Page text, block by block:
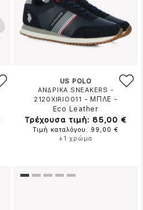
US POLO
ΑΝΔΡΙΚΑ SNEAKERS -
2120XIRIO011 - ΜΠΛΕ -
Eco Leather
Τρέχουσα τιμή: 85,00 €
Τιμή καταλόγου: 99,00 €
+1 χρώμα